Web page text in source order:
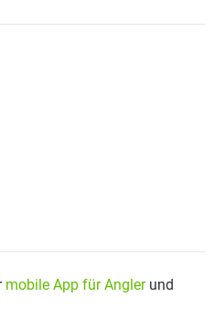
mobile App für Anglerund